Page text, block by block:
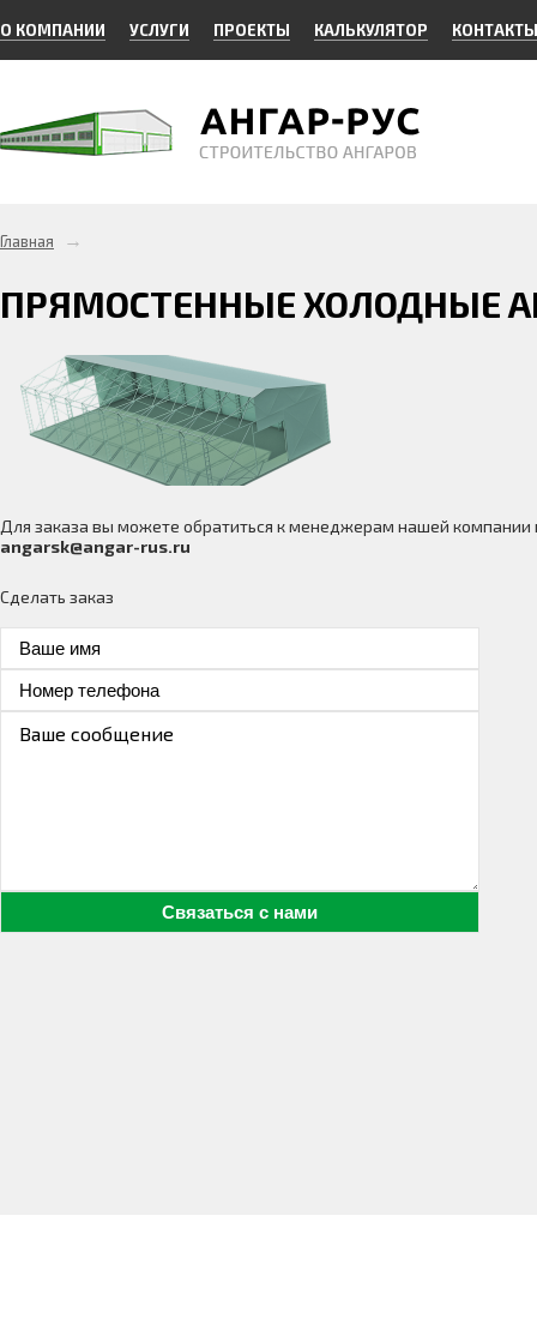
О КОМПАНИИ УСЛУГИ ПРОЕКТЫ КАЛЬКУЛЯТОР КОНТАКТЫ
Главная →
ПРЯМОСТЕННЫЕ ХОЛОДНЫЕ
Для заказа вы можете обратиться к менеджерам нашей
angarsk@angar-rus.ru
Сделать заказ